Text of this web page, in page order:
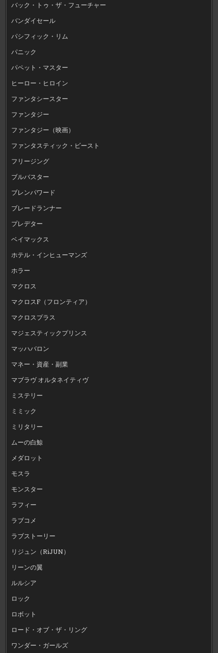
バック・トゥ・ザ・フューチャー
バンダイセール
パシフィック・リム
パニック
パペット・マスター
ヒーロー・ヒロイン
ファンタシースター
ファンタジー
ファンタジー（映画）
ファンタスティック・ビースト
フリージング
ブルバスター
ブレンパワード
ブレードランナー
プレデター
ベイマックス
ホテル・インヒューマンズ
ホラー
マクロス
マクロスF（フロンティア）
マクロスプラス
マジェスティックプリンス
マッハバロン
マネー・資産・副業
マブラヴ オルタネイティヴ
ミステリー
ミミック
ミリタリー
ムーの白鯨
メダロット
モスラ
モンスター
ラフィー
ラブコメ
ラブストーリー
リジュン（RiJUN）
リーンの翼
ルルシア
ロック
ロボット
ロード・オブ・ザ・リング
ワンダー・ガールズ